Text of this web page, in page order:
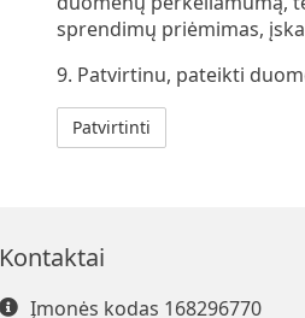
sprendimų priėmimas,
9. Patvirtinu, pateikti
Kontaktai
Įmonės kodas 168296770